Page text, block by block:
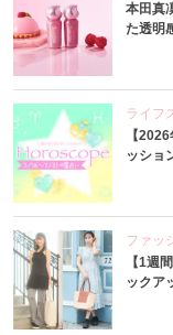
本田真
た透明
ライフ
【
ッショ
ファッ
【1週
ックア